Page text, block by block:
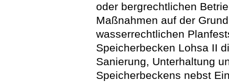
oder bergrechtlichen
Maßnahmen auf der
wasserrechtlichen
Speicherbecken Lohsa II
Sanierung, Unterhaltung
Speicherbeckens nebst